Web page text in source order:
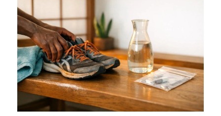
Gàidhlig
Occitan
العربية المغربية
Afrikaans
Монгол
ພາສາລາວ